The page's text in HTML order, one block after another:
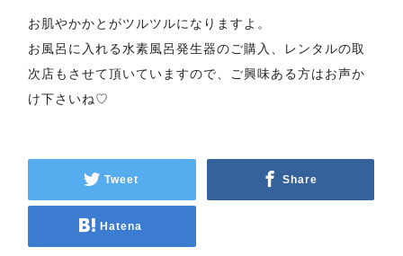
お肌やかかとがツルツルになりますよ。
お風呂に入れる水素風呂発生器のご購入、レンタルの取
次店もさせて頂いていますので、ご興味ある方はお声か
け下さいね♡
Tweet Share
Hatena